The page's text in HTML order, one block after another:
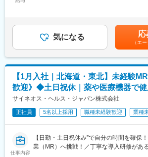
年代のMRの方が活躍されています。
■中途入社社員の年収例：
・入社3年目（MR経験者）28歳：642万（
当）
・入社5年目（MR経験者）33歳：712万
当）
変更の範囲：会社の定める業務
■夜勤なし！日勤・土日祝休みで働き方改
スの両立が叶う！
■明確な評価制度あり！自身の成果や頑張
年収に反映されます。また、在籍年数が
や四半期一時金などの手当もアップしま
努力がきちんと報われる報酬制度になって
《丁寧な研修・支援体制で成長を応援！》
入社後は2カ月間の研修制度がありますの
てご応募ください！同期社員と一緒に集中
また、配属後も一人ひとりの知識とスキ
様々な研修をご用意しています。
動・四半期一時金：10万円（四半期に1回
だし支給条件有。他、永続勤務報奨金（3
勤務10万円…）ございます。賃金はあくま
り、選考を通じて上下する可能性があり
当を含めた表記です。
気になる 応
（エ
【1月入社｜北海道・東北】未経験
歓迎》◆土日祝休｜薬や医療機器で
サイネオス・ヘルス・ジャパン株式会社
正社員 5名以上採用 職種未経験歓迎 業種
仕事内容
【日勤・土日祝休み”で自分の時間を確保
業（MR）へ挑戦！／丁寧な導入研修があ